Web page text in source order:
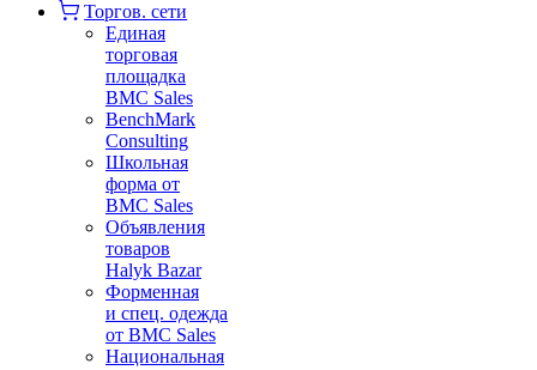
Торгов. сети
Единая
торговая
площадка
BMC Sales
BenchMark
Consulting
Школьная
форма от
BMC Sales
Объявления
товаров
Halyk Bazar
Форменная
и спец. одежда
от BMC Sales
Национальная